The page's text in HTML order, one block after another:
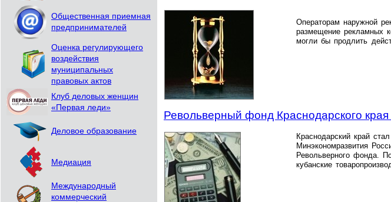
Общественная приемная
предпринимателей
Оценка регулирующего
воздействия
муниципальных
правовых актов
Клуб деловых женщин
«Первая леди»
Деловое образование
Медиация
Международный
коммерческий
Операторам наружной
размещение рекламных
могли бы продлить
Револьверный фонд Краснодарского
Краснодарский край
Минэкономразвития
Револьверного фонда.
кубанские